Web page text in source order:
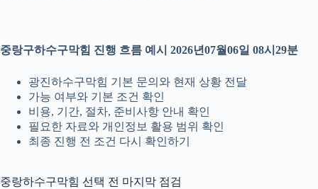
중랑구하수구막힘 진행 흐름 예시 2026년07월06일 08시29분
광진하수구막힘 기본 문의와 현재 상황 전달
가능 여부와 기본 조건 확인
비용, 기간, 절차, 준비사항 안내 확인
필요한 자료와 개인정보 활용 범위 확인
최종 진행 전 조건 다시 확인하기
중랑하수구막힘 선택 전 마지막 점검